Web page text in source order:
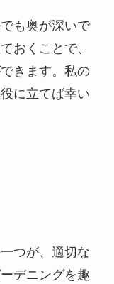
も奥が深いで
おくことで、
きます。私の
に立てば幸い
つが、適切な
デニングを趣